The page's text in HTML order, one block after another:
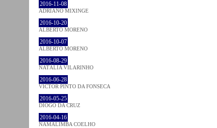
2016-11-08
ADRIANO MIXINGE
2016-10-20
ALBERTO MORENO
2016-10-07
ALBERTO MORENO
2016-08-29
NATÁLIA VILARINHO
2016-06-28
VICTOR PINTO DA FONSECA
2016-05-25
DIOGO DA CRUZ
2016-04-16
NAMALIMBA COELHO